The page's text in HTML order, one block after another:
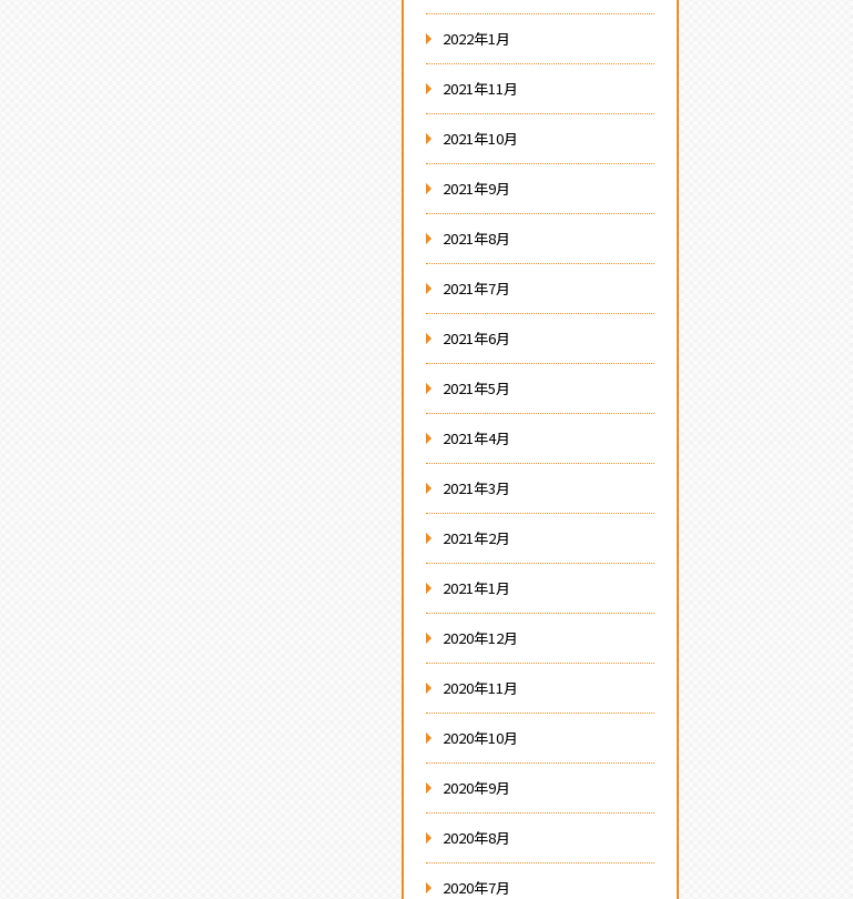
2022年1月
2021年11月
2021年10月
2021年9月
2021年8月
2021年7月
2021年6月
2021年5月
2021年4月
2021年3月
2021年2月
2021年1月
2020年12月
2020年11月
2020年10月
2020年9月
2020年8月
2020年7月